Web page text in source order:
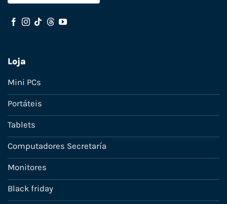
Loja
Mini PCs
Portáteis
Tablets
Computadores Secretaría
Monitores
Black friday